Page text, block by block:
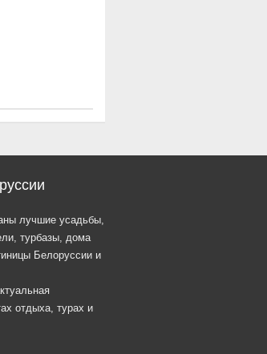
лучшие усадьбы,
турбазы, дома
Белоруссии и
отдыха, турах и